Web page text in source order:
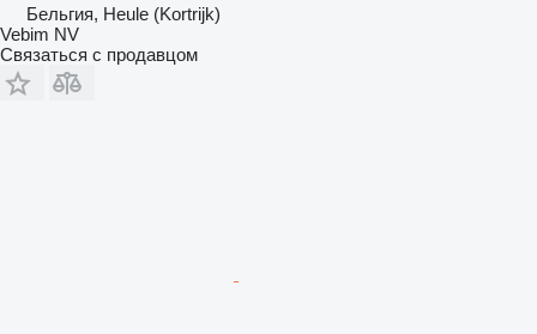
Бельгия, Heule (Kortrijk)
Vebim NV
Связаться с продавцом